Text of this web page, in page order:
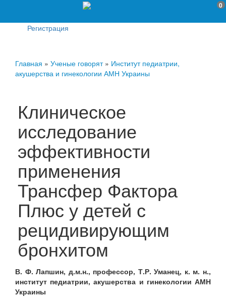
0
Регистрация
Главная » Ученые говорят» Институт педиатрии,
акушерства и гинекологии АМН Украины
Клиническое
исследование
эффективности
применения
Трансфер Фактора
Плюс у детей с
рецидивирующим
бронхитом
В. Ф. Лапшин, д.м.н., профессор, Т.Р. Уманец, к. м. н.,
институт педиатрии, акушерства и гинекологии АМН
Украины